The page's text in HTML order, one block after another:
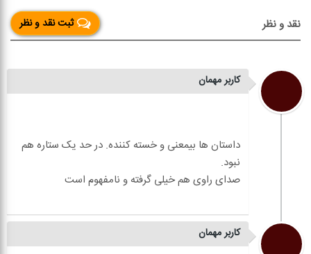
ثبت نقد و نظر نقد و نظر
کاربر مهمان
داستان ها بیمعنی و خسته کننده. در حد یک ستاره هم
کاربر مهمان